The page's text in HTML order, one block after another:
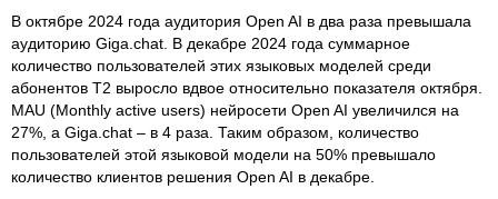
В октябре 2024 года аудитория Open AI в два раза превышала
аудиторию Giga.chat. В декабре 2024 года суммарное
количество пользователей этих языковых моделей среди
абонентов T2 выросло вдвое относительно показателя октября.
MAU (Monthly active users) нейросети Open AI увеличился на
27%, а Giga.chat – в 4 раза. Таким образом, количество
пользователей этой языковой модели на 50% превышало
количество клиентов решения Open AI в декабре.